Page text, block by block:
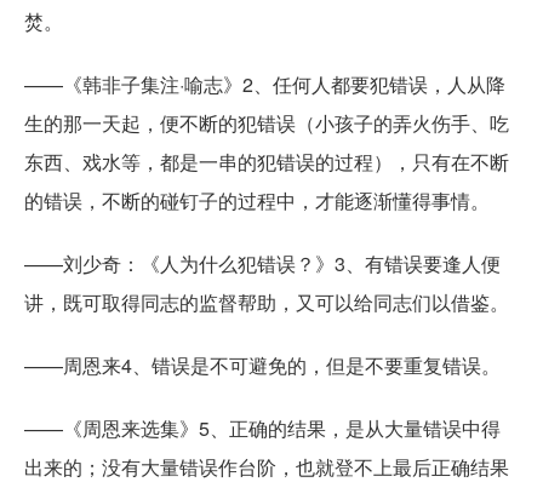
焚。
——《韩非子集注·喻志》2、任何人都要犯错误，人从降
生的那一天起，便不断的犯错误（小孩子的弄火伤手、吃
东西、戏水等，都是一串的犯错误的过程），只有在不断
的错误，不断的碰钉子的过程中，才能逐渐懂得事情。
——刘少奇：《人为什么犯错误？》3、有错误要逢人便
讲，既可取得同志的监督帮助，又可以给同志们以借鉴。
——周恩来4、错误是不可避免的，但是不要重复错误。
——《周恩来选集》5、正确的结果，是从大量错误中得
出来的；没有大量错误作台阶，也就登不上最后正确结果